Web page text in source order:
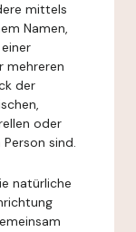
mittels
Namen,
mehreren
der
oder
sind.
natürliche